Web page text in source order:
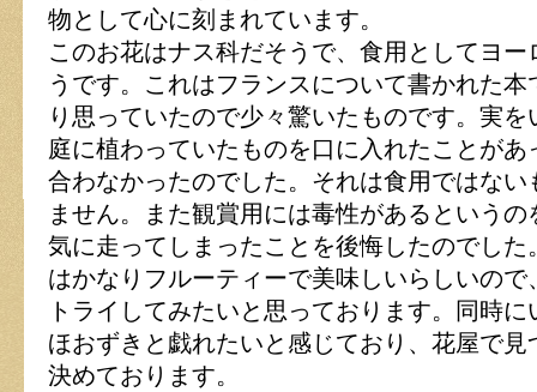
物として心に刻まれています。
このお花はナス科だそうで、食用としてヨ
うです。これはフランスについて書かれた
り思っていたので少々驚いたものです。実
庭に植わっていたものを口に入れたことが
合わなかったのでした。それは食用ではな
ません。また観賞用には毒性があるという
気に走ってしまったことを後悔したのでし
はかなりフルーティーで美味しいらしいの
トライしてみたいと思っております。同時
ほおずきと戯れたいと感じており、花屋で
決めております。